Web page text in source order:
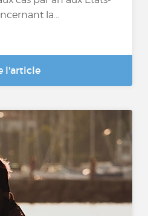
la...
l'article